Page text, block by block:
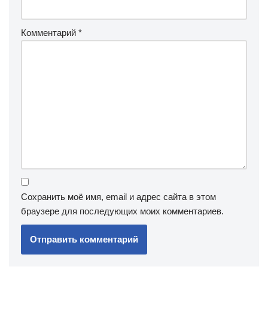
Комментарий *
Сохранить моё имя, email и адрес сайта в этом
браузере для последующих моих комментариев.